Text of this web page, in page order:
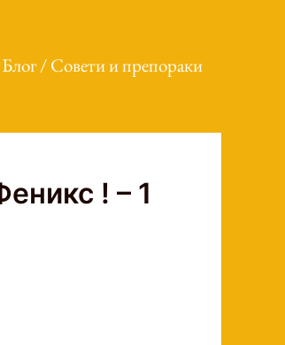
Блог / Совети и препораки
! – 1